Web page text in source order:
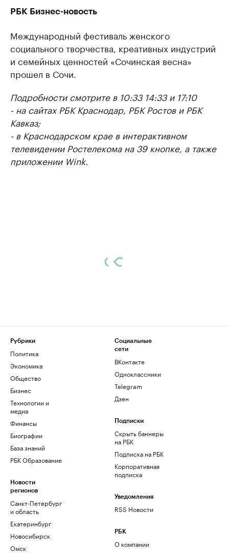
РБК Бизнес-новость
Международный фестиваль женского
социального творчества, креативных индустрий
и семейных ценностей «Сочинская весна»
прошел в Сочи.
Подробности смотрите в 10:33 14:33 и 17:10
- на сайтах РБК Краснодар, РБК Ростов и РБК
Кавказ;
- в Краснодарском крае в интерактивном
телевидении Ростелекома на 39 кнопке, а также
приложении Wink.
Рубрики
Политика
Экономика
Общество
Бизнес
Технологии и
медиа
Финансы
Биографии
База знаний
РБК Образование
Новости
регионов
Санкт-Петербург
и область
Екатеринбург
Новосибирск
Омск
Социальные
сети
ВКонтакте
Одноклассники
Telegram
Дзен
Подписки
Скрыть баннеры
на РБК
Подписка на РБК
Корпоративная
подписка
Уведомления
RSS Новости
РБК
О компании